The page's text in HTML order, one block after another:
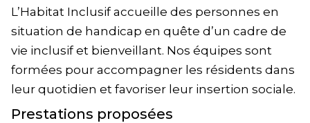
L’Habitat Inclusif accueille des personnes en
situation de handicap en quête d’un cadre de
vie inclusif et bienveillant. Nos équipes sont
formées pour accompagner les résidents dans
leur quotidien et favoriser leur insertion sociale.
Prestations proposées